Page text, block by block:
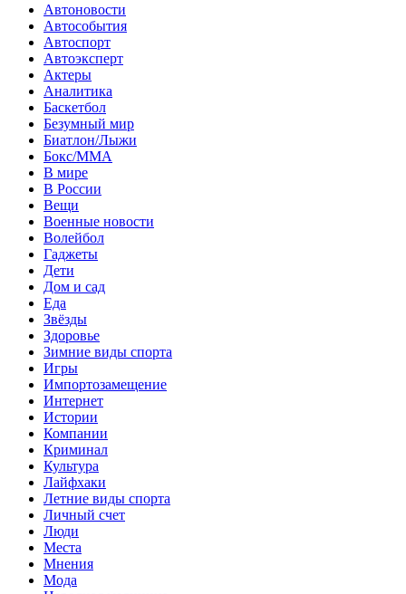
Автоновости
Автособытия
Автоспорт
Автоэксперт
Актеры
Аналитика
Баскетбол
Безумный мир
Биатлон/Лыжи
Бокс/MMA
В мире
В России
Вещи
Военные новости
Волейбол
Гаджеты
Дети
Дом и сад
Еда
Звёзды
Здоровье
Зимние виды спорта
Игры
Импортозамещение
Интернет
Истории
Компании
Криминал
Культура
Лайфхаки
Летние виды спорта
Личный счет
Люди
Места
Мнения
Мода